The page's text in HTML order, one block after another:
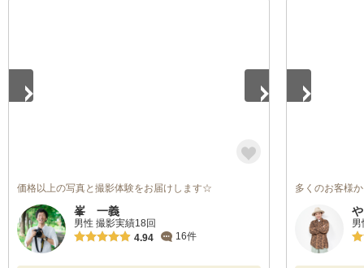
価格以上の写真と撮影体験をお届けします☆
峯 一義
男性 撮影実績18回
4.94
16件
多くのお客様